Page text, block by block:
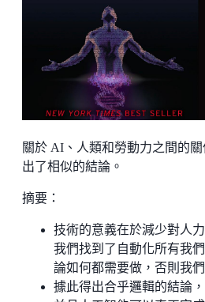
關於 AI、人類和勞動力之間的
出了相似的結論。
摘要：
技術的意義在於減少對人
我們找到了自動化所有我
論如何都需要做，否則我
據此得出合乎邏輯的結論